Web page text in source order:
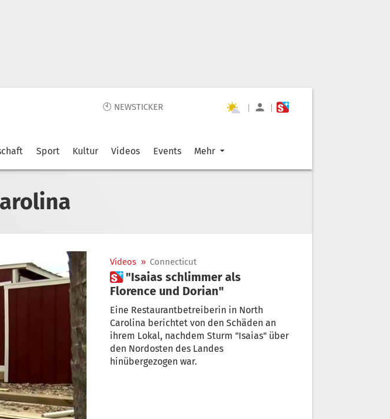
🕙 NEWSTICKER | |
Sport Kultur Videos Events Mehr
Videos » Connecticut
 "Isaias schlimmer als
Florence und Dorian"
Eine Restaurantbetreiberin in North
Carolina berichtet von den Schäden an
ihrem Lokal, nachdem Sturm "Isaias" über
den Nordosten des Landes
hinübergezogen war.